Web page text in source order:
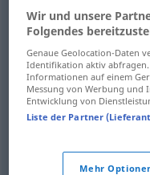
schleudern
Beispiele
(auf den
throwsthdown
Wir und unsere
Folgendes
Genaue Geolocation-Daten
Identifikation aktiv
Informationen auf einem
Messung von Werbung und
Entwicklung von
Liste der Partner
Mehr